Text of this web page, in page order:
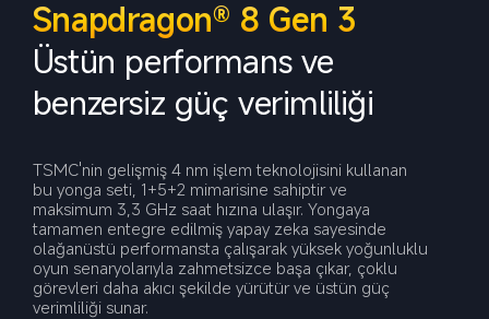
Snapdragon® 8 Gen 3
Üstün performans ve
benzersiz güç verimliliği
TSMC'nin gelişmiş 4 nm işlem teknolojisini kullanan
bu yonga seti, 1+5+2 mimarisine sahiptir ve
maksimum 3,3 GHz saat hızına ulaşır. Yongaya
tamamen entegre edilmiş yapay zeka sayesinde
olağanüstü performansta çalışarak yüksek yoğunluklu
oyun senaryolarıyla zahmetsizce başa çıkar, çoklu
görevleri daha akıcı şekilde yürütür ve üstün güç
verimliliği sunar.